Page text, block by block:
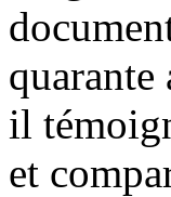
quarante
il
et